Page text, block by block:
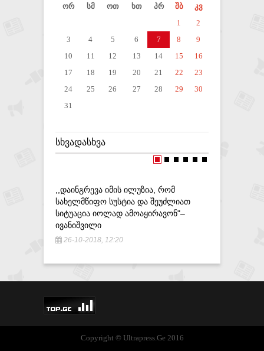
ორ
სმ ოთ ხთ პრ შბ
კვ
1
2
3
4 5 6 7 8
9
10
11 12 13 14 15
16
17
18 19 20 21 22
23
24
25 26 27 28 29
30
31
ᲡᲮᲕᲐᲓᲐᲡᲮᲕᲐ
,,ᲓᲐᲘᲜᲒᲠᲔᲕᲐ ᲘᲛᲘᲡ ᲘᲚᲣᲖᲘᲐ, ᲠᲝᲛ
ᲡᲐᲮᲔᲚᲛᲬᲘᲤᲝ ᲡᲣᲡᲢᲘᲐ ᲓᲐ ᲨᲔᲣᲫᲚᲘᲐᲗ
ᲡᲘᲢᲣᲐᲪᲘᲐ ᲘᲝᲚᲐᲓ ᲐᲛᲝᲐᲧᲘᲠᲐᲕᲝᲜ"–
ᲘᲕᲐᲜᲘᲨᲕᲘᲚᲘ
26-10-2018, 12:20
Copyright © Ultrapress.Ge 2016